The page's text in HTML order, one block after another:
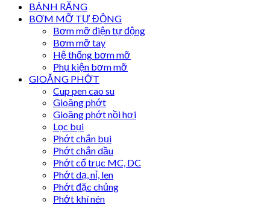
BÁNH RĂNG
BƠM MỠ TỰ ĐỘNG
Bơm mỡ điện tự động
Bơm mỡ tay
Hệ thống bơm mỡ
Phụ kiện bơm mỡ
GIOĂNG PHỚT
Cup pen cao su
Gioăng phớt
Gioăng phớt nồi hơi
Lọc bụi
Phớt chắn bụi
Phớt chắn dầu
Phớt cổ trục MC, DC
Phớt dạ, nỉ, len
Phớt đặc chủng
Phớt khí nén